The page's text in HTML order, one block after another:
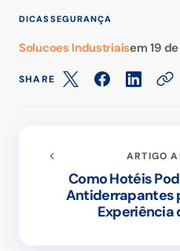
DICASSEGURANÇA
Solucoes Industriaisem 19
SHARE
ARTIGO
Como Hotéis
Antiderrapantes
Experiência